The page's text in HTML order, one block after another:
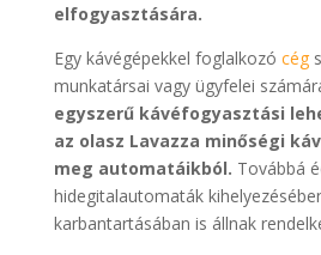
elfogyasztására.
Egy kávégépekkel foglalkozó cég
munkatársai vagy ügyfelei
egyszerű kávéfogyasztási
az olasz Lavazza minőségi
meg automatáikból. Továbbá
hidegitalautomaták
karbantartásában is állnak